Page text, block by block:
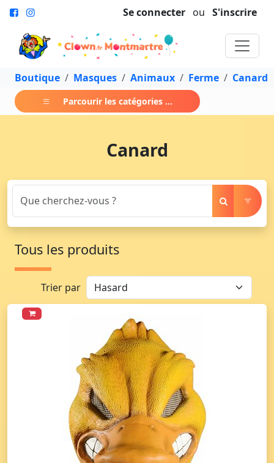
Se connecter ou S'inscrire
Boutique Masques Animaux Ferme Canard
Parcourir les catégories ...
Canard
Tous les produits
Trier par